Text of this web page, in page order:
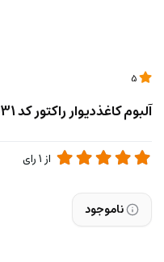
آلبوم کاغذدیوار راکتور کد 8031 REACTOR
از 1رای
ناموجود